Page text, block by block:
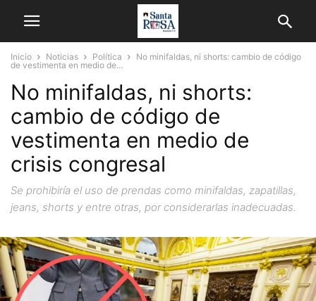
Inicio Noticias Política
No minifaldas, ni shorts: cambio de código
de vestimenta en medio de...
No minifaldas, ni shorts:
cambio de código de
vestimenta en medio de
crisis congresal
Se prohibiría el uso de prendas como minifaldas, zapatillas,
jeans, shorts y entre otras, por considerarlas inadecuadas.